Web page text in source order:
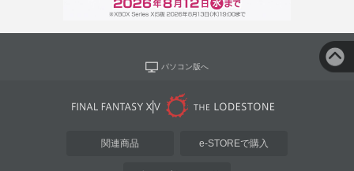
パソコン版へ
関連商品 e-STOREで購入